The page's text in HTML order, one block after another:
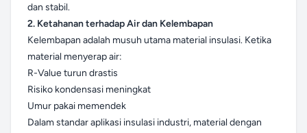
dan stabil.
2. Ketahanan terhadap Air dan Kelembapan
Kelembapan adalah musuh utama material insulasi. Ketika
material menyerap air:
R-Value turun drastis
Risiko kondensasi meningkat
Umur pakai memendek
Dalam standar aplikasi insulasi industri, material dengan